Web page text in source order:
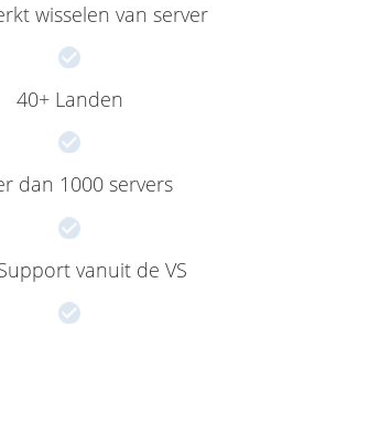
wisselen van server
40+ Landen
dan 1000 servers
vanuit de VS